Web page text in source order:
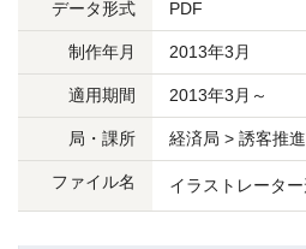
データ形式 PDF
制作年月 2013年3月
適用期間 2013年3月～
局・課所 経済局 > 誘客推
ファイル名 イラストレータ